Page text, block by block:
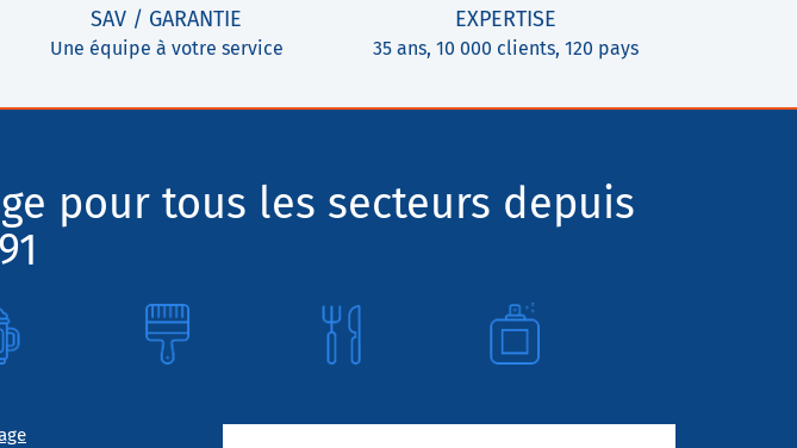
SAV / GARANTIE
Une équipe à votre service
EXPERTISE
35 ans, 10 000 clients, 120 pays
pour tous les secteurs depuis